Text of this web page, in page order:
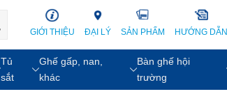
GIỚI THIỆU ĐẠI LÝ SẢN PHẨM HƯỚNG DẪN
Tủ
sắt
Ghế gấp, nan,
khác
Bàn ghế hội
trường